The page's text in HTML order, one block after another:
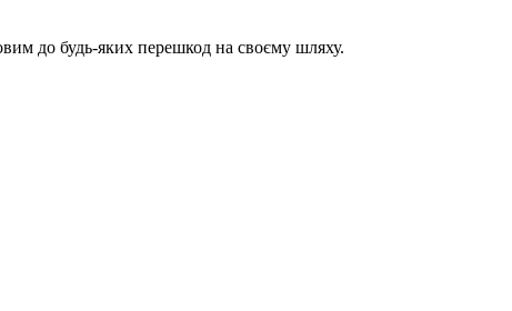
до будь-яких перешкод на своєму шляху.